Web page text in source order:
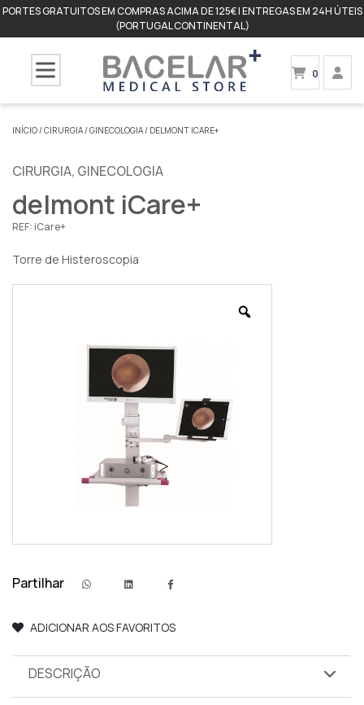
PORTES GRATUITOS EM COMPRAS ACIMA DE 125€ | ENTREGAS EM 24H ÚTEIS
(PORTUGAL CONTINENTAL)
0
INÍCIO/CIRURGIA/GINECOLOGIA/ DELMONT ICARE+
CIRURGIA, GINECOLOGIA
delmont iCare+
REF: iCare+
Torre de Histeroscopia
Partilhar
ADICIONAR AOS FAVORITOS
DESCRIÇÃO